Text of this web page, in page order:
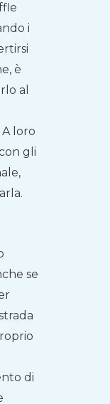
i
è
al
loro
gli
se
di